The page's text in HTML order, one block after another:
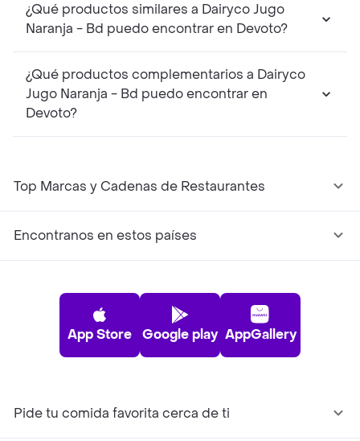
¿Qué productos similares a Dairyco Jugo
Naranja - Bd puedo encontrar en Devoto?
¿Qué productos complementarios a Dairyco
Jugo Naranja - Bd puedo encontrar en
Devoto?
Top Marcas y Cadenas de Restaurantes
Encontranos en estos países
App Store Google play AppGallery
Pide tu comida favorita cerca de ti